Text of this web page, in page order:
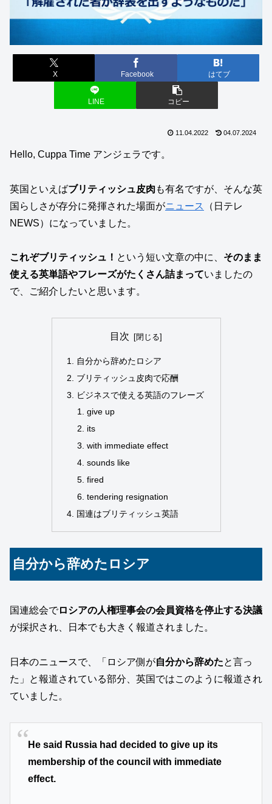
X Facebook はてブ
LINE コピー
11.04.2022 04.07.2024
Hello, Cuppa Time アンジェラです。
英国といえばブリティッシュ皮肉 も有名ですが、そんな英
国らしさが存分に発揮された場面がニュース
（日テレ
NEWS）になっていました。
これぞブリティッシュ！ という短い文章の中に、 そのまま
使える英単語やフレーズがたくさん詰まっていましたの
で、ご紹介したいと思います。
目次
自分から辞めたロシア
ブリティッシュ皮肉で応酬
ビジネスで使える英語のフレーズ
give up
its
with immediate effect
sounds like
fired
tendering resignation
国連はブリティッシュ英語
自分から辞めたロシア
国連総会でロシアの人権理事会の会員資格を停止する決議
が採択され、日本でも大きく報道されました。
日本のニュースで、「ロシア側が自分から辞めたと言っ
た」と報道されている部分、英国ではこのように報道され
ていました。
He said Russia had decided to give up its
membership of the council with immediate
effect.